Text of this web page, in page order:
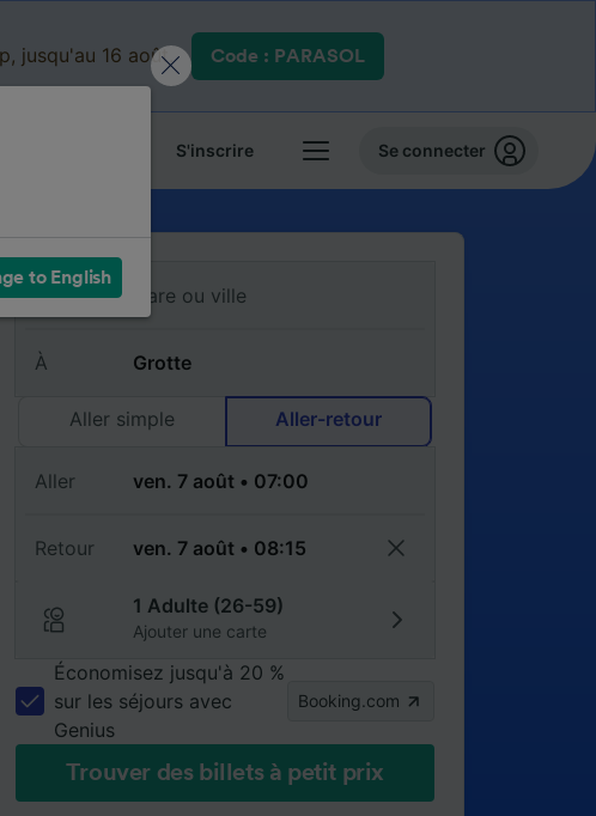
jusqu'au 16 août. Code : PARASOL
S'inscrire Se connecter
De
À
Aller simple Aller-retour
Aller
Retour
1 Adulte (26-59)
Ajouter une carte
Économisez jusqu'à 20 %
sur les séjours avec
Genius
Booking.com
Trouver des billets à petit prix
to English